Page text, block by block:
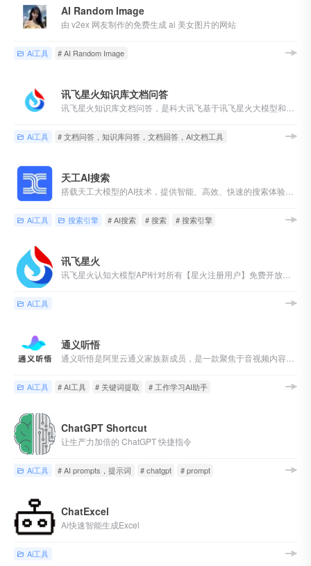
AI Random Image
由 v2ex 网友制作的免费生成 ai 美女图片的网站
Ai工具 # AI Random Image
讯飞星火知识库文档问答
Ai工具 # 文档问答，知识库问答，文档回答，AI文档工具
天工AI搜索
Ai工具 搜索引擎 # AI搜索 # 搜索 # 搜索引擎
讯飞星火
Ai工具
通义听悟
Ai工具 # AI工具 # 关键词提取 # 工作学习AI助手
ChatGPT Shortcut
让生产力加倍的 ChatGPT 快捷指令
Ai工具 # AI prompts，提示词 # chatgpt # prompt
ChatExcel
Ai快速智能生成Excel
Ai工具